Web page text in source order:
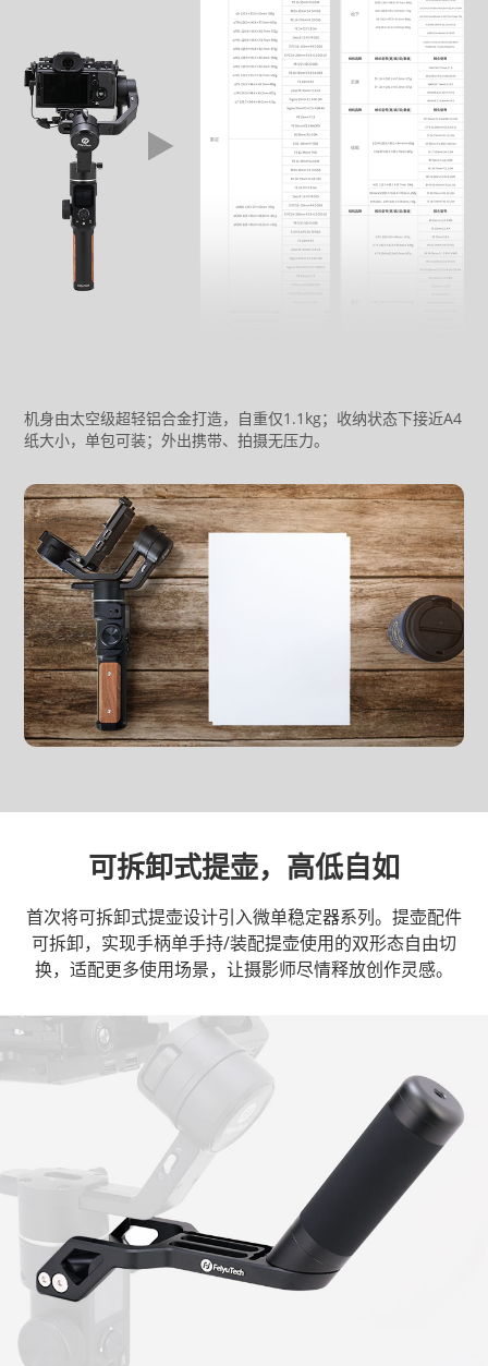
机身由太空级超轻铝合金打造，自重仅1.1kg；收纳状态下接近A4
纸大小，单包可装；外出携带、拍摄无压力。
可拆卸式提壶，高低自如
首次将可拆卸式提壶设计引入微单稳定器系列。提壶配件
可拆卸，实现手柄单手持/装配提壶使用的双形态自由切
换，适配更多使用场景，让摄影师尽情释放创作灵感。